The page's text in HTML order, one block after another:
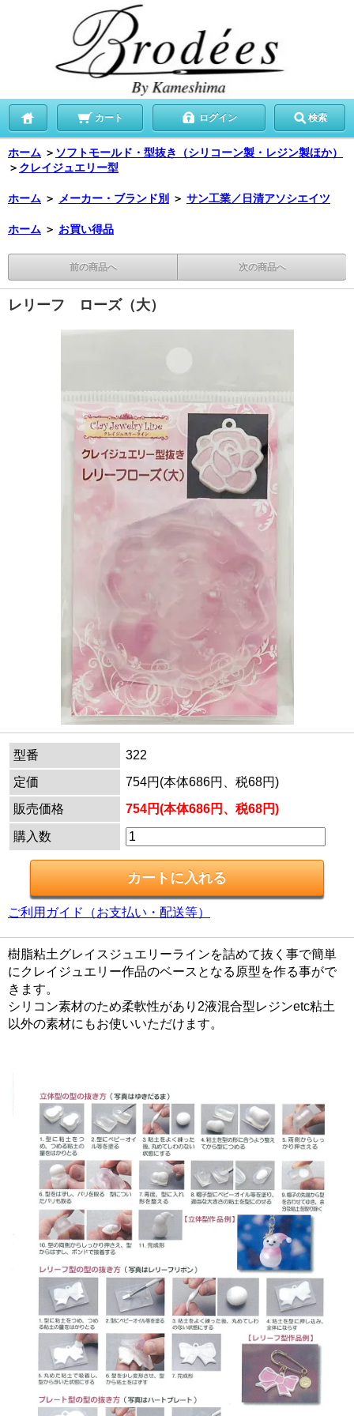
カート ログイン 検索
ホーム ＞ ソフトモールド・型抜き（シリコーン製・レジン製ほか）
＞ クレイジュエリー型
ホーム ＞ メーカー・ブランド別 ＞ サン工業／日清アソシエイツ
ホーム ＞ お買い得品
前の商品へ 次の商品へ
レリーフ ローズ（大）
型番
322
定価
754円(本体686円、税68円)
販売価格
754円(本体686円、税68円)
購入数
ご利用ガイド（お支払い・配送等）
樹脂粘土グレイスジュエリーラインを詰めて抜く事で簡単
にクレイジュエリー作品のベースとなる原型を作る事がで
きます。
シリコン素材のため柔軟性があり2液混合型レジンetc粘土
以外の素材にもお使いいただけます。